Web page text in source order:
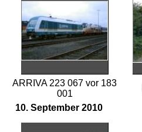
ARRIVA 223 067 vor 183
001
10. September 2010